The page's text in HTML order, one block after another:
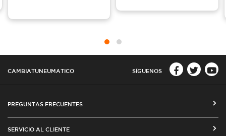
CAMBIATUNEUMATICO SÍGUENOS
PREGUNTAS FRECUENTES
SERVICIO AL CLIENTE